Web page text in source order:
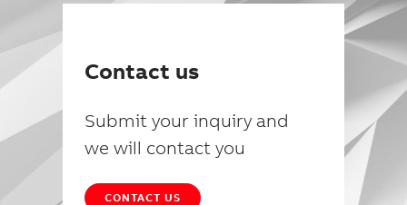
Contact us
Submit your inquiry and
we will contact you
CONTACT US